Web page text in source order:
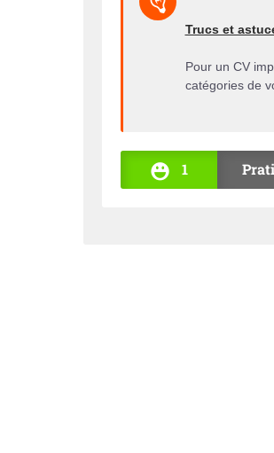
Trucs et
Pour un CV
catégories de
1